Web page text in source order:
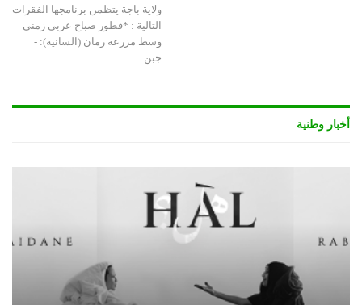
ولاية باجة يتظمن برنامجها الفقرات
التالية : *فطور صباح عربي زمني
وسط مزرعة رمان (السانية): -
جبن…
أخبار وطنية